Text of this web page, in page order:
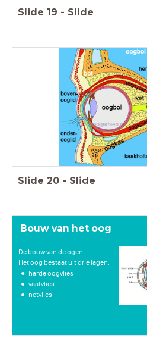
Slide 19 - Slide
Slide 20 - Slide
Bouw van het oog
De bouw van de ogen
Het oog bestaat uit drie lagen:
harde oogvlies
vaatvlies
netvlies